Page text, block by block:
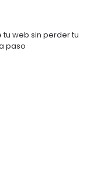
web sin perder tu
paso